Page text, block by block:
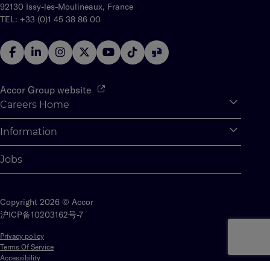
92130 Issy-les-Moulineaux, France
TEL: +33 (0)1 45 38 86 00
Accor Group website
Careers Home
Why Join Accor
Student Opportunities
Student Challenges
Information
Cookie Settings
Contact us
Jobs
Copyright 2026 © Accor
沪ICP备10203162号-7
Privacy policy
Terms Of Service
Accessibility